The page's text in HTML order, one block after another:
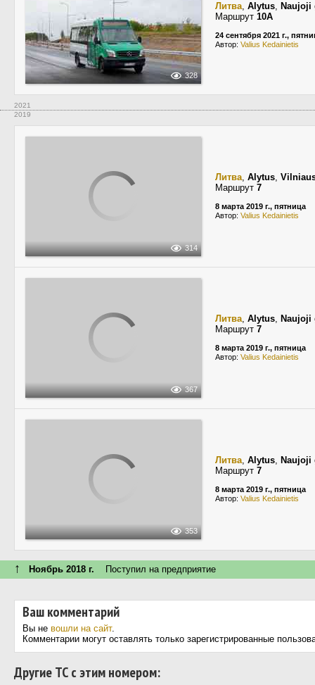
328
Литва, Alytus, Naujoji
Маршрут 10A
24 сентября 2021 г.,
Автор: Valius Kedainietis
2021
2019
314
Литва, Alytus,
Маршрут 7
8 марта 2019 г., пятница
Автор: Valius Kedainietis
367
Литва, Alytus, Naujoji
Маршрут 7
8 марта 2019 г., пятница
Автор: Valius Kedainietis
353
Литва, Alytus, Naujoji
Маршрут 7
8 марта 2019 г., пятница
Автор: Valius Kedainietis
↑ Ноябрь 2018 г. Поступил на предприятие
Ваш комментарий
Вы не вошли на сайт.
Комментарии могут оставлять только зарегистрированные
Другие ТС с этим номером: